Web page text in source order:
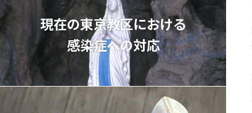
現在の東京教区における
感染症への対応